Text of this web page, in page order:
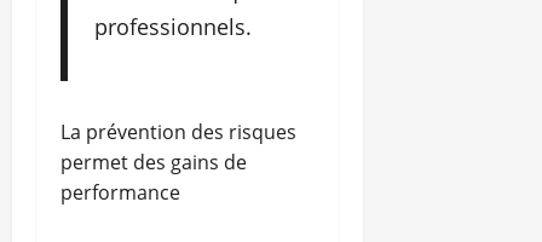
professionnels.
La prévention des risques
permet des gains de
performance